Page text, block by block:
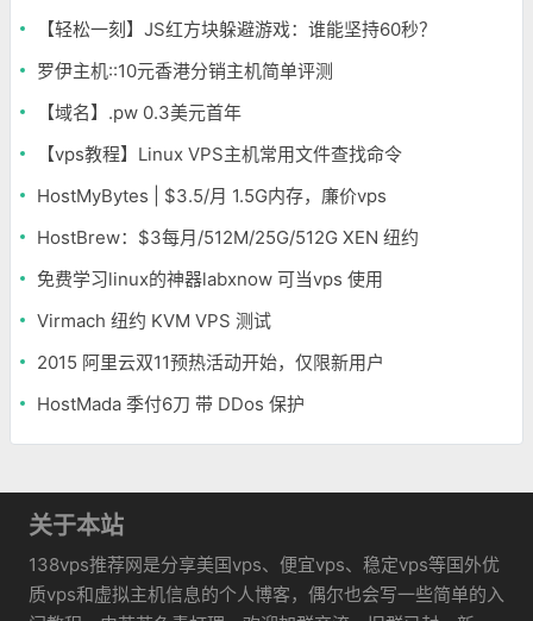
【轻松一刻】JS红方块躲避游戏：谁能坚持60秒？
罗伊主机::10元香港分销主机简单评测
【域名】.pw 0.3美元首年
【vps教程】Linux VPS主机常用文件查找命令
HostMyBytes | $3.5/月 1.5G内存，廉价vps
HostBrew：$3每月/512M/25G/512G XEN 纽约
免费学习linux的神器labxnow 可当vps 使用
Virmach 纽约 KVM VPS 测试
2015 阿里云双11预热活动开始，仅限新用户
HostMada 季付6刀 带 DDos 保护
关于本站
138vps推荐网是分享美国vps、便宜vps、稳定vps等国外优
质vps和虚拟主机信息的个人博客，偶尔也会写一些简单的入